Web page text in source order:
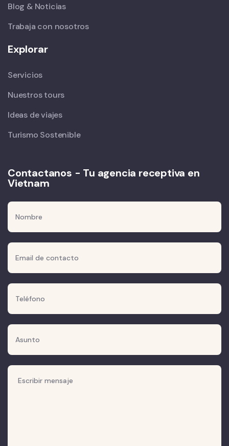
Blog & Noticias
Trabaja con nosotros
Explorar
Servicios
Nuestros tours
Ideas de viajes
Turismo Sostenible
Contactanos - Tu agencia receptiva en
Vietnam